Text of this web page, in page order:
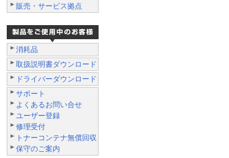
販売・サービス拠点
消耗品
取扱説明書ダウンロード
ドライバーダウンロード
サポート
よくあるお問い合せ
ユーザー登録
修理受付
トナーコンテナ無償回収
保守のご案内